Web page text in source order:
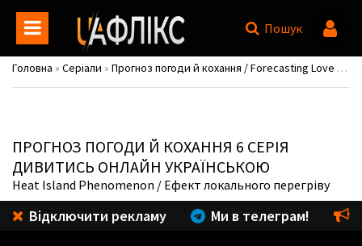
Пошук
Головна » Серіали » Прогноз погоди й кохання / Forecasting Love and Weather
ПРОГНОЗ ПОГОДИ Й КОХАННЯ 6 СЕРІЯ
ДИВИТИСЬ ОНЛАЙН УКРАЇНСЬКОЮ
Heat Island Phenomenon / Ефект локального перегріву
Відключити рекламу Ми в телеграм!